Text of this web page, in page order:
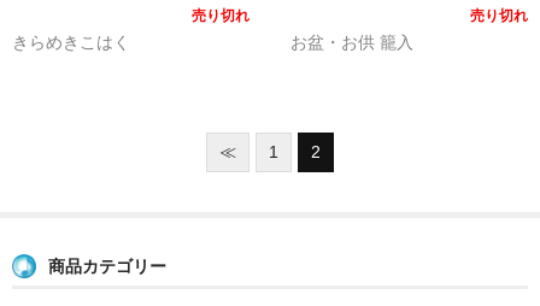
売り切れ
きらめきこはく
売り切れ
お盆・お供 籠入
≪ 1 2
商品カテゴリー